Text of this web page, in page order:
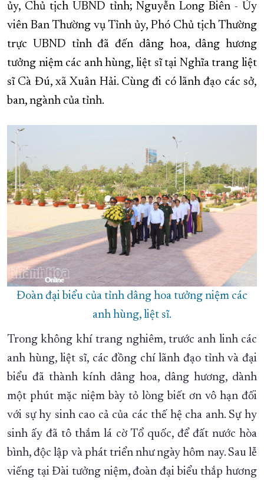
KHOẢNH KHẮC ĐẸP XỨ TRẦM
XÂY DỰNG KHÁNH HÒA TRỞ THÀNH THÀNH PHỐ TRỰC THUỘC
ĐẠI HỘI ĐẢNG CÁC CẤP TRANG CHỦ VỀ BÁO KHÁNH HÒA
ủy, Chủ tịch UBND tỉnh; Nguyễn Long Biên - Ủy
viên Ban Thường vụ Tỉnh ủy, Phó Chủ tịch Thường
trực UBND tỉnh đã đến dâng hoa, dâng hương
tưởng niệm các anh hùng, liệt sĩ tại Nghĩa trang liệt
sĩ Cà Đú, xã Xuân Hải. Cùng đi có lãnh đạo các sở,
ban, ngành của tỉnh.
Đoàn đại biểu của tỉnh dâng hoa tưởng niệm các
anh hùng, liệt sĩ.
Trong không khí trang nghiêm, trước anh linh các
anh hùng, liệt sĩ, các đồng chí lãnh đạo tỉnh và đại
biểu đã thành kính dâng hoa, dâng hương, dành
một phút mặc niệm bày tỏ lòng biết ơn vô hạn đối
với sự hy sinh cao cả của các thế hệ cha anh. Sự hy
sinh ấy đã tô thắm lá cờ Tổ quốc, để đất nước hòa
bình, độc lập và phát triển như ngày hôm nay. Sau lễ
viếng tại Đài tưởng niệm, đoàn đại biểu thắp hương